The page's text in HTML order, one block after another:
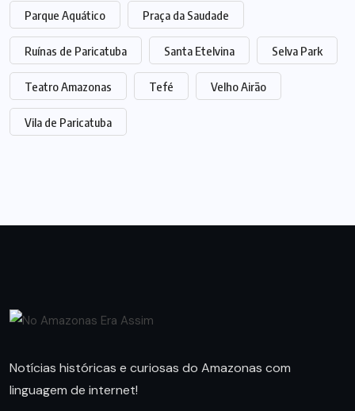
Parque Aquático Praça da Saudade
Ruínas de Paricatuba Santa Etelvina Selva Park
Teatro Amazonas Tefé Velho Airão
Vila de Paricatuba
Notícias históricas e curiosas do Amazonas com
linguagem de internet!